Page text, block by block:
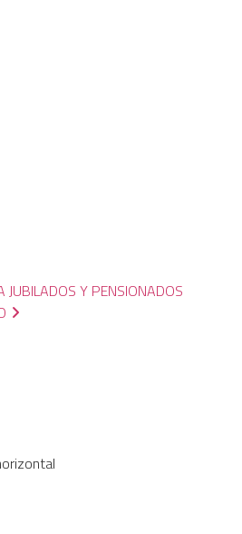
JUBILADOS Y PENSIONADOS